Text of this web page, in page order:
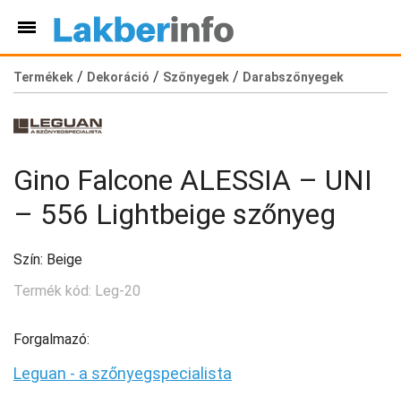
Termékek / Dekoráció / Szőnyegek / Darabszőnyegek
Gino Falcone ALESSIA – UNI
– 556 Lightbeige szőnyeg
Szín: Beige
Termék kód: Leg-20
Forgalmazó:
Leguan - a szőnyegspecialista